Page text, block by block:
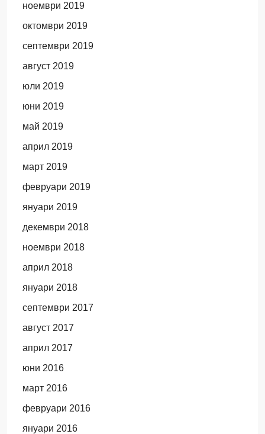
ноември 2019
октомври 2019
септември 2019
август 2019
юли 2019
юни 2019
май 2019
април 2019
март 2019
февруари 2019
януари 2019
декември 2018
ноември 2018
април 2018
януари 2018
септември 2017
август 2017
април 2017
юни 2016
март 2016
февруари 2016
януари 2016